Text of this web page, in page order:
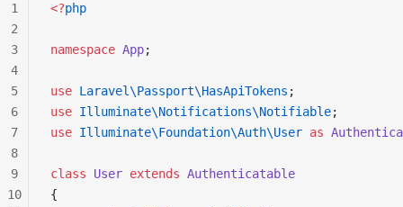
<?php
namespace App;
use Laravel\Passport\HasApiTokens ;
use Illuminate\Notifications\Notifiable;
use Illuminate\Foundation\Auth\User as
class User extends Authenticatable
{
1
2
3
4
5
6
7
8
9
10